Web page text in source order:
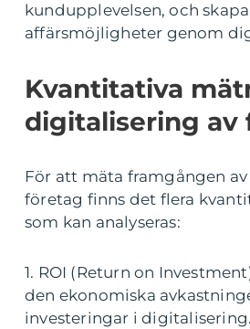
kundupplevelsen, och
affärsmöjligheter genom
Kvantitativa
digitalisering av
För att mäta framgången
företag finns det flera
som kan analyseras:
1. ROI (Return on
den ekonomiska
investeringar i